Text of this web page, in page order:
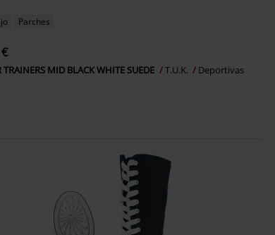
Parches
TRAINERS MID BLACK WHITE SUEDE T.U.K.
Deportivas